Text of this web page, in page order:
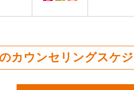
カウンセリングスケ